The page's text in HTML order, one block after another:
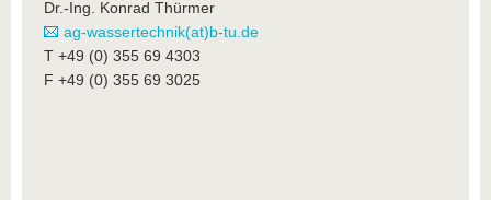
Dr.-Ing. Konrad Thürmer
ag-wassertechnik(at)b-tu.de
T +49 (0) 355 69 4303
F +49 (0) 355 69 3025